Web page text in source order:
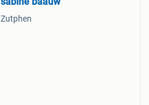
Zutphen